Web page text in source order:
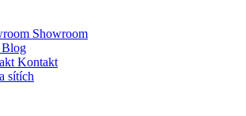
Showroom
Blog
Kontakt
sítích